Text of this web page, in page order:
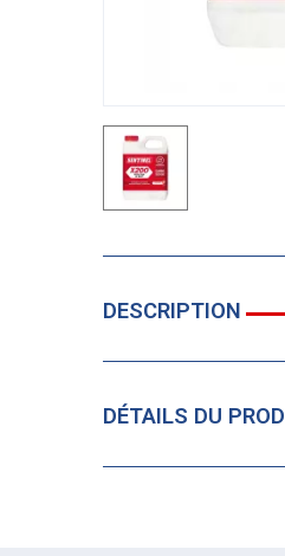
DESCRIPTION
DÉTAILS DU